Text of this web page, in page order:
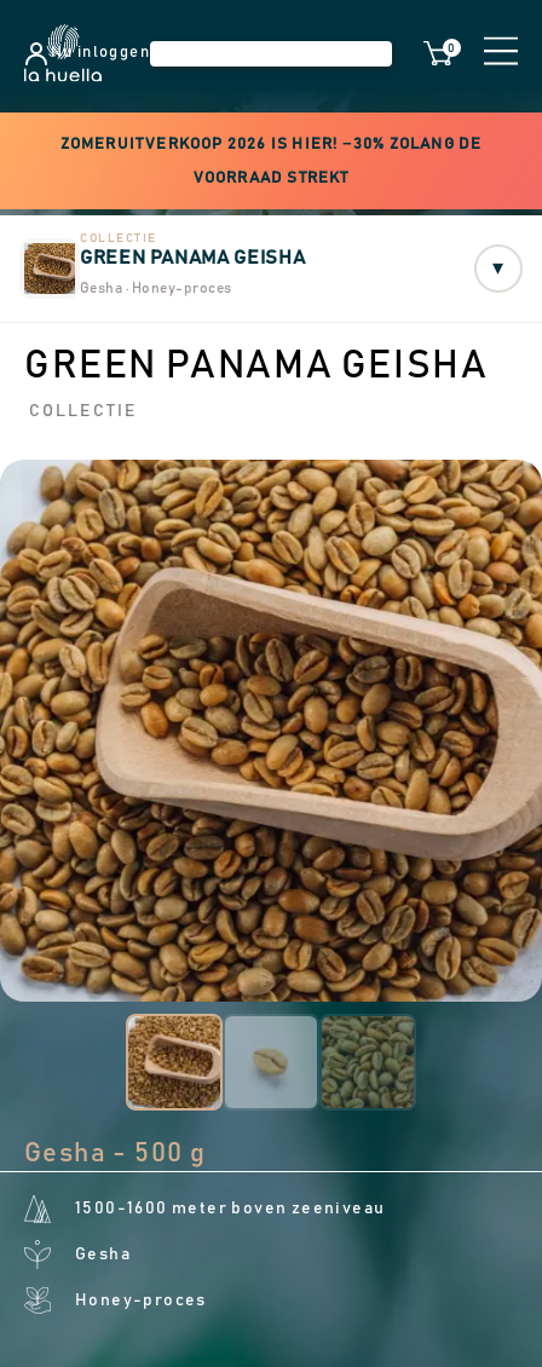
Nu inloggen 0
ZOMERUITVERKOOP 2026 IS HIER! −30% ZOLANG DE
VOORRAAD STREKT
COLLECTIE
GREEN PANAMA GEISHA
Gesha · Honey-proces
▾
GREEN PANAMA GEISHA
COLLECTIE
Gesha - 500 g
1500-1600 meter boven zeeniveau
Gesha
Honey-proces